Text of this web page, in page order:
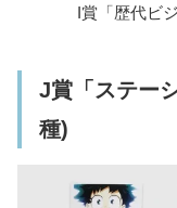
I賞「歴代ビ
J賞「ステー
種)